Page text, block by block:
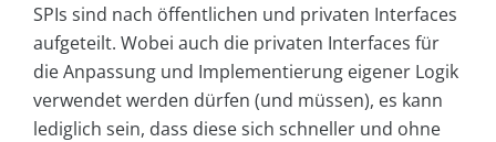
SPIs sind nach öffentlichen und privaten Interfaces
aufgeteilt. Wobei auch die privaten Interfaces für
die Anpassung und Implementierung eigener Logik
verwendet werden dürfen (und müssen), es kann
lediglich sein, dass diese sich schneller und ohne